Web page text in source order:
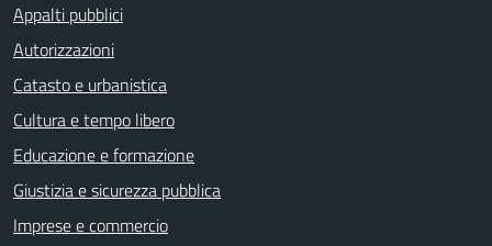
Appalti pubblici
Autorizzazioni
Catasto e urbanistica
Cultura e tempo libero
Educazione e formazione
Giustizia e sicurezza pubblica
Imprese e commercio